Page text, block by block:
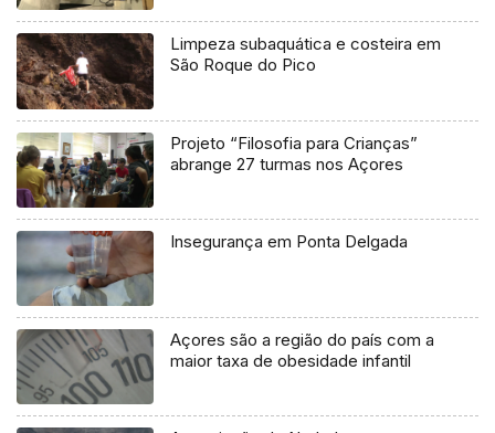
Limpeza subaquática e costeira em
São Roque do Pico
Projeto “Filosofia para Crianças”
abrange 27 turmas nos Açores
Insegurança em Ponta Delgada
Açores são a região do país com a
maior taxa de obesidade infantil